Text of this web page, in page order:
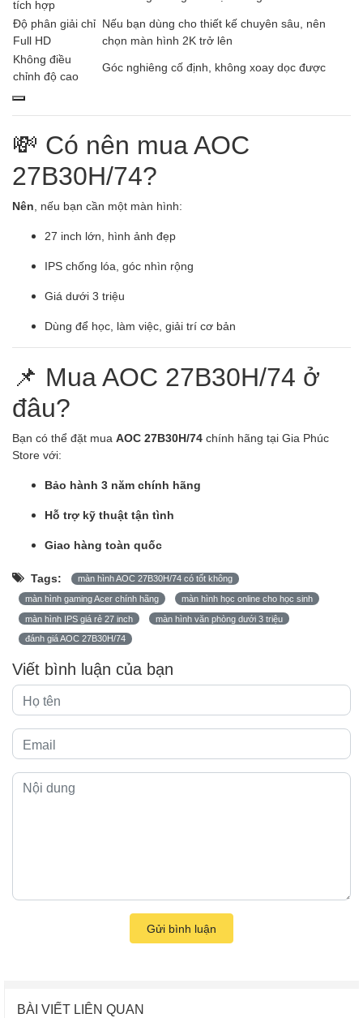
tích hợp
Độ phân giải chỉ
Full HD
Nếu bạn dùng cho thiết kế chuyên sâu, nên
chọn màn hình 2K trở lên
Không điều
chỉnh độ cao
Góc nghiêng cố định, không xoay dọc được
💸 Có nên mua AOC
27B30H/74?
Nên , nếu bạn cần một màn hình:
27 inch lớn, hình ảnh đẹp
IPS chống lóa, góc nhìn rộng
Giá dưới 3 triệu
Dùng để học, làm việc, giải trí cơ bản
📌 Mua AOC 27B30H/74 ở
đâu?
Bạn có thể đặt mua AOC 27B30H/74 chính hãng tại Gia Phúc
Store với:
Bảo hành 3 năm chính hãng
Hỗ trợ kỹ thuật tận tình
Giao hàng toàn quốc
Tags: màn hình AOC 27B30H/74 có tốt không
màn hình gaming Acer chính hãng màn hình học online cho học sinh
màn hình IPS giá rẻ 27 inch màn hình văn phòng dưới 3 triệu
đánh giá AOC 27B30H/74
Viết bình luận của bạn
Gửi bình luận
BÀI VIẾT LIÊN QUAN